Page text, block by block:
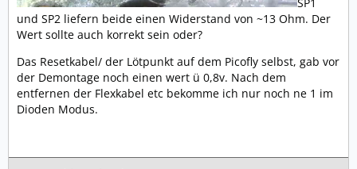
und SP2 liefern beide einen Widerstand von ~13 Ohm. Der
Wert sollte auch korrekt sein oder?
Das Resetkabel/ der Lötpunkt auf dem Picofly selbst, gab vor
der Demontage noch einen wert ü 0,8v. Nach dem
entfernen der Flexkabel etc bekomme ich nur noch ne 1 im
Dioden Modus.